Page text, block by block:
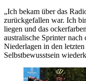
„Ich bekam über das
zurückgefallen war. Ich
liegen und das
australische Sprinter nach
Niederlagen in den
Selbstbewusstsein